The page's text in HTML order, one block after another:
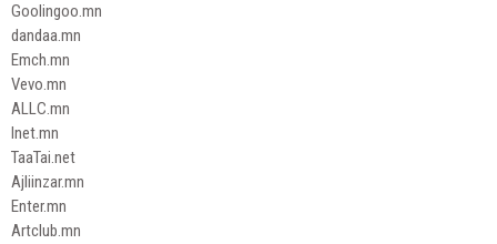
Goolingoo.mn
dandaa.mn
Emch.mn
Vevo.mn
ALLC.mn
Inet.mn
TaaTai.net
Ajliinzar.mn
Enter.mn
Artclub.mn